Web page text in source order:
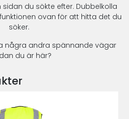
du sökte efter. Dubbelkolla
ovan för att hitta det du
söker.
några andra spännande vägar
du är här?